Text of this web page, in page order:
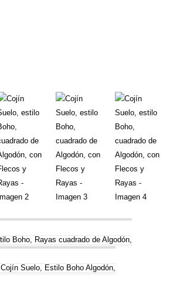
Boho, Rayas cuadrado de Algodón,
Suelo, Estilo Boho Algodón,